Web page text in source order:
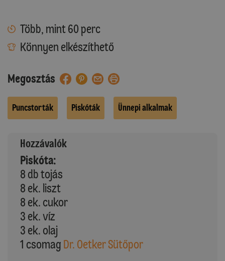
Több, mint 60 perc
Könnyen elkészíthető
Megosztás
Puncstorták Piskóták Ünnepi alkalmak
Hozzávalók
Piskóta:
8 db tojás
8 ek. liszt
8 ek. cukor
3 ek. víz
3 ek. olaj
1 csomag Dr. Oetker Sütőpor